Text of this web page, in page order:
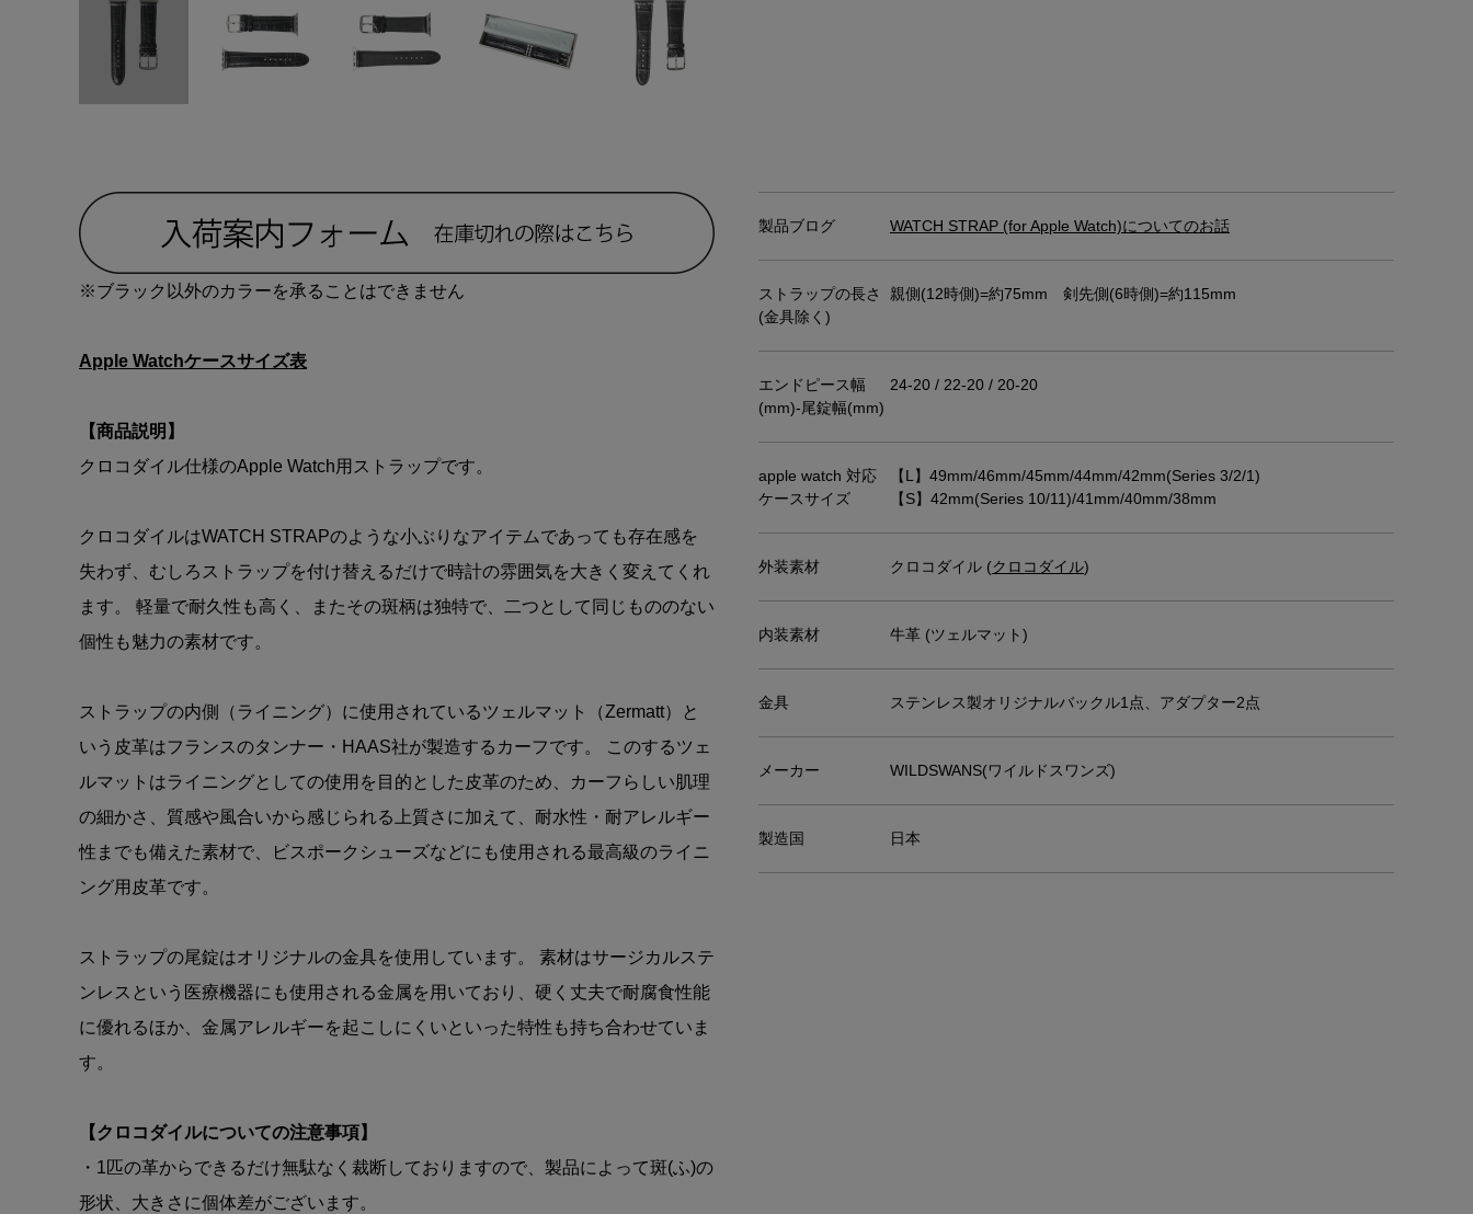
※ブラック以外のカラーを承ることはできません
Apple Watchケースサイズ表
【商品説明】
クロコダイル仕様のApple Watch用ストラップです。
クロコダイルはWATCH STRAPのような小ぶりなアイテムであっても存在感を
失わず、むしろストラップを付け替えるだけで時計の雰囲気を大きく変えてくれ
ます。 軽量で耐久性も高く、またその斑柄は独特で、二つとして同じもののない
個性も魅力の素材です。
ストラップの内側（ライニング）に使用されているツェルマット（Zermatt）と
いう皮革はフランスのタンナー・HAAS社が製造するカーフです。 このするツェ
ルマットはライニングとしての使用を目的とした皮革のため、カーフらしい肌理
の細かさ、質感や風合いから感じられる上質さに加えて、耐水性・耐アレルギー
性までも備えた素材で、ビスポークシューズなどにも使用される最高級のライニ
ング用皮革です。
ストラップの尾錠はオリジナルの金具を使用しています。 素材はサージカルステ
ンレスという医療機器にも使用される金属を用いており、硬く丈夫で耐腐食性能
に優れるほか、金属アレルギーを起こしにくいといった特性も持ち合わせていま
す。
【クロコダイルについての注意事項】
・1匹の革からできるだけ無駄なく裁断しておりますので、製品によって斑(ふ)の
形状、大きさに個体差がございます。
製品ブログ WATCH STRAP (for Apple Watch)についてのお話
ストラップの長さ
(金具除く)
親側(12時側)=約75mm 剣先側(6時側)=約115mm
エンドピース幅
(mm)-尾錠幅(mm)
24-20 / 22-20 / 20-20
apple watch 対応
ケースサイズ
【L】49mm/46mm/45mm/44mm/42mm(Series 3/2/1)
【S】42mm(Series 10/11)/41mm/40mm/38mm
外装素材 クロコダイル (クロコダイル)
内装素材 牛革 (ツェルマット)
金具 ステンレス製オリジナルバックル1点、アダプター2点
メーカー WILDSWANS(ワイルドスワンズ)
製造国 日本